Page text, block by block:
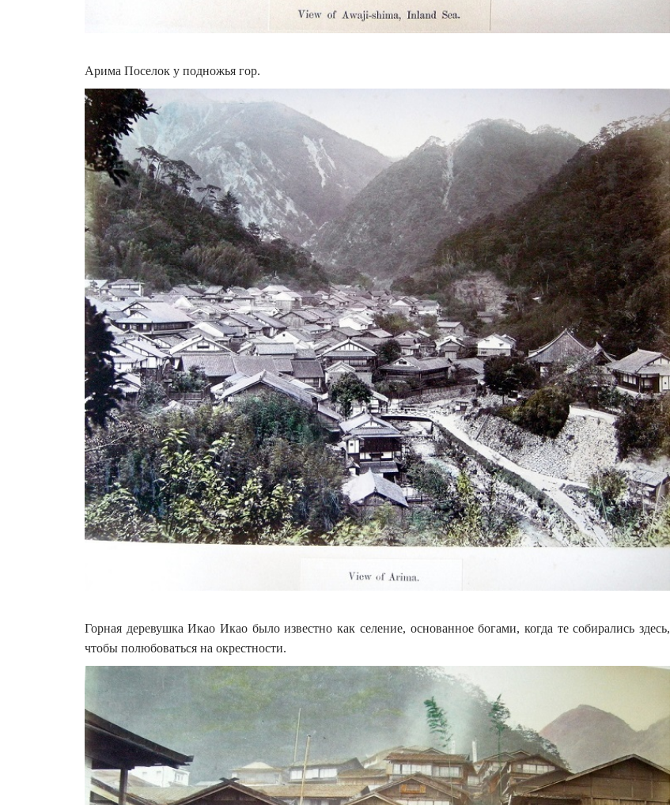
Арима Поселок у подножья гор.
Горная деревушка Икао Икао было известно как селение, основанное богами, когда те собирались здесь,
чтобы полюбоваться на окрестности.